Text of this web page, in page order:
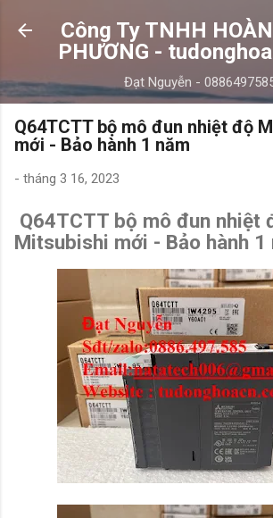
Chuyển đến nội dung
Công Ty TNHH
PHƯƠNG -
Đạt Nguyễn -
Q64TCTT bộ mô đun nhiệt độ
mới - Bảo hành 1 năm
- tháng 3 16, 2023
Q64TCTT bộ mô đun nhiệt
Mitsubishi mới - Bảo hành 1